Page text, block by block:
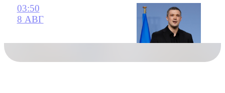
03:50
8 АВГ